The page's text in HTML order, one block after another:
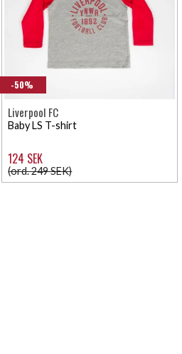
-50%
Liverpool FC
Baby LS T-shirt
124 SEK
(ord. 249 SEK)